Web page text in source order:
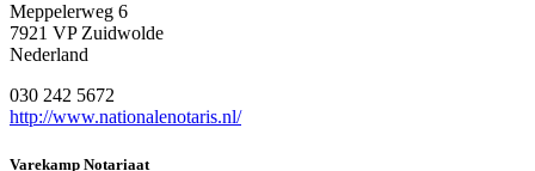
Meppelerweg 6
7921 VP Zuidwolde
Nederland
030 242 5672
http://www.nationalenotaris.nl/
Varekamp Notariaat